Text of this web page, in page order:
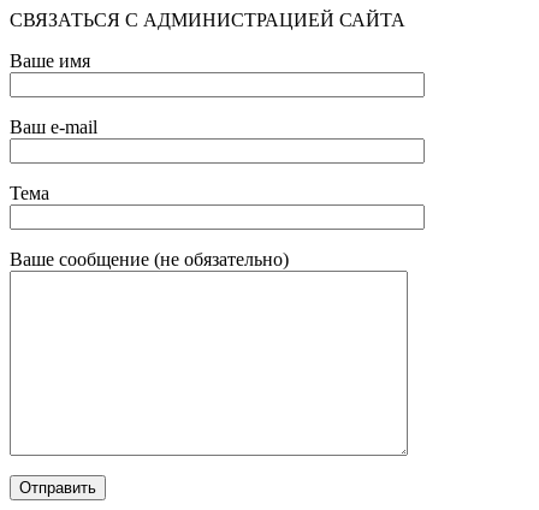
СВЯЗАТЬСЯ С АДМИНИСТРАЦИЕЙ САЙТА
Ваше имя
Ваш e-mail
Тема
Ваше сообщение (не обязательно)